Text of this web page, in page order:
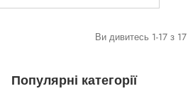
Ви дивитесь 1-17 з
Популярні категорії